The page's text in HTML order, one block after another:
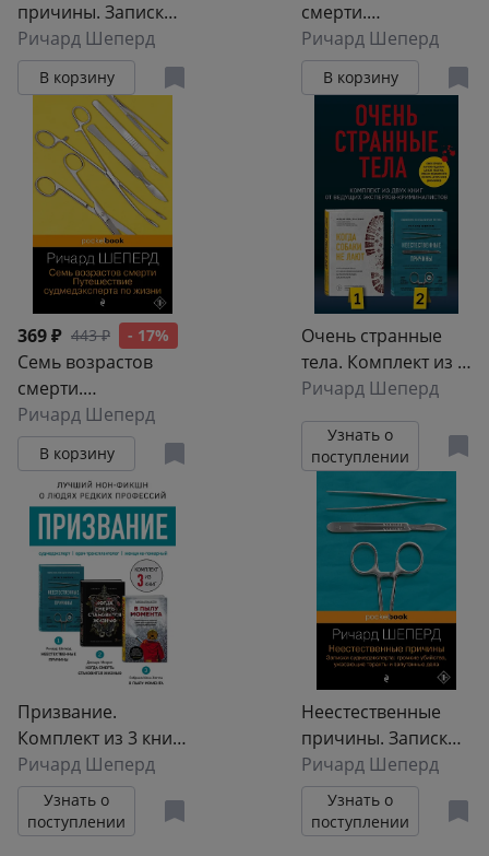
причины. Записки
судмедэксперта:
громкие убийства,
ужасающие
теракты и
запутанные дела
Ричард Шеперд
В корзину
смерти.
Путешествие
судмедэксперта по
жизни
Ричард Шеперд
В корзину
369 ₽ 443 ₽ - 17%
Семь возрастов
смерти.
Путешествие
судмедэксперта по
жизни
Ричард Шеперд
В корзину
Очень странные
тела. Комплект из 2
книг от ведущих
криминалистов:
«Неестественные
причины» и «Когда
собаки не лают»
Ричард Шеперд
Узнать о
поступлении
Призвание.
Комплект из 3 книг:
Неестественные
причины, В пылу
момента, Когда
смерть становится
Ричард Шеперд
Узнать о
поступлении
Неестественные
причины. Записки
судмедэксперта:
громкие убийства,
ужасающие
теракты и
Ричард Шеперд
Узнать о
поступлении